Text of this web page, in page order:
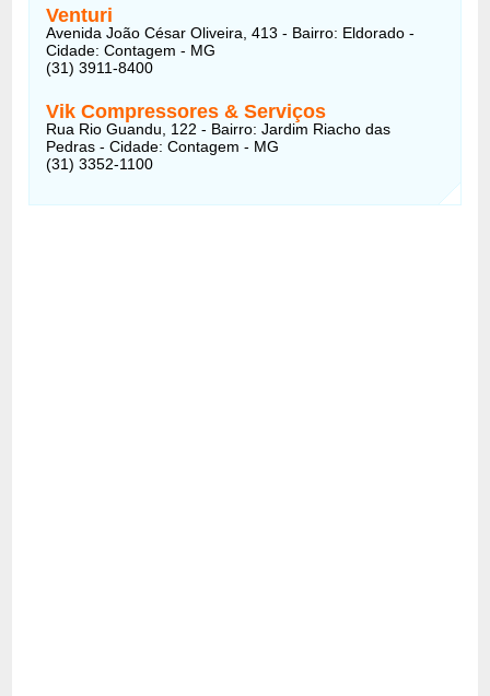
Venturi
Avenida João César Oliveira, 413 - Bairro: Eldorado -
Cidade: Contagem - MG
(31) 3911-8400
Vik Compressores & Serviços
Rua Rio Guandu, 122 - Bairro: Jardim Riacho das
Pedras - Cidade: Contagem - MG
(31) 3352-1100